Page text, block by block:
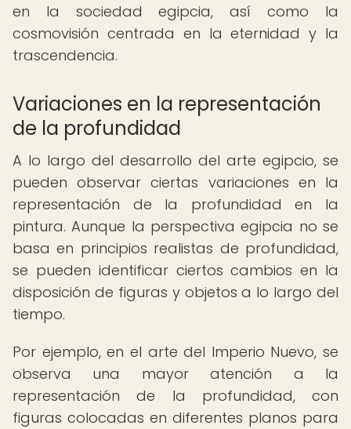
en la sociedad egipcia, así como la
cosmovisión centrada en la eternidad y la
trascendencia.
Variaciones en la representación
de la profundidad
A lo largo del desarrollo del arte egipcio, se
pueden observar ciertas variaciones en la
representación de la profundidad en la
pintura. Aunque la perspectiva egipcia no se
basa en principios realistas de profundidad,
se pueden identificar ciertos cambios en la
disposición de figuras y objetos a lo largo del
tiempo.
Por ejemplo, en el arte del Imperio Nuevo, se
observa una mayor atención a la
representación de la profundidad, con
figuras colocadas en diferentes planos para